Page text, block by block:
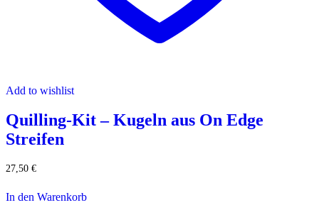
Add to wishlist
Quilling-Kit – Kugeln aus On Edge
Streifen
27,50 €
In den Warenkorb